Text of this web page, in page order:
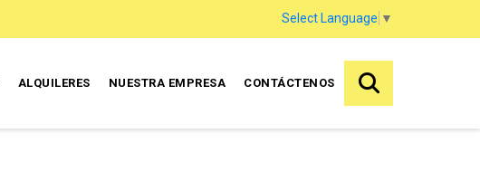
Select Language ▼
ALQUILERES NUESTRA EMPRESA CONTÁCTENOS